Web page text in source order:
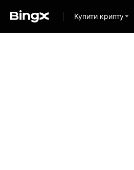
Купити крипту